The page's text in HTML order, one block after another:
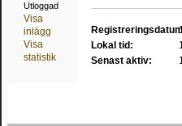
Utloggad
Visa
inlägg
Visa
statistik
Lokal tid:
Senast aktiv: